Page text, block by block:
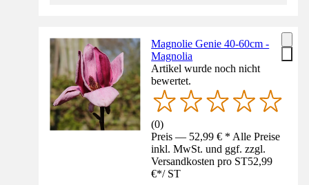
Magnolie Genie 40-60cm -
Magnolia
Artikel wurde noch nicht
bewertet.
(0)
Preis — 52,99 € * Alle Preise
inkl. MwSt. und ggf. zzgl.
Versandkosten pro ST52,99
€*/ ST